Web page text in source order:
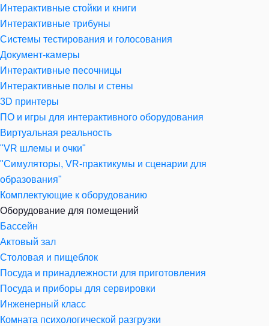
Интерактивные стойки и книги
Интерактивные трибуны
Системы тестирования и голосования
Документ-камеры
Интерактивные песочницы
Интерактивные полы и стены
3D принтеры
ПО и игры для интерактивного оборудования
Виртуальная реальность
"VR шлемы и очки"
"Симуляторы, VR-практикумы и сценарии для
образования"
Комплектующие к оборудованию
Оборудование для помещений
Бассейн
Актовый зал
Столовая и пищеблок
Посуда и принадлежности для приготовления
Посуда и приборы для сервировки
Инженерный класс
Комната психологической разгрузки